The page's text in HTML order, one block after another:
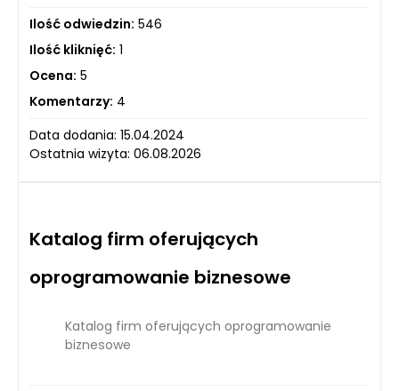
Ilość odwiedzin: 546
Ilość kliknięć: 1
Ocena: 5
Komentarzy: 4
Data dodania: 15.04.2024
Ostatnia wizyta: 06.08.2026
Katalog firm oferujących
oprogramowanie biznesowe
Katalog firm oferujących oprogramowanie
biznesowe